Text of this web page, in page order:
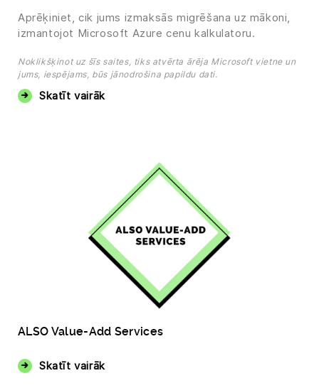
Aprēķiniet, cik jums izmaksās migrēšana uz mākoni,
izmantojot Microsoft Azure cenu kalkulatoru.
Noklikšķinot uz šīs saites, tiks atvērta ārēja Microsoft vietne un
jums, iespējams, būs jānodrošina papildu dati.
Skatīt vairāk
ALSO Value-Add Services
Skatīt vairāk